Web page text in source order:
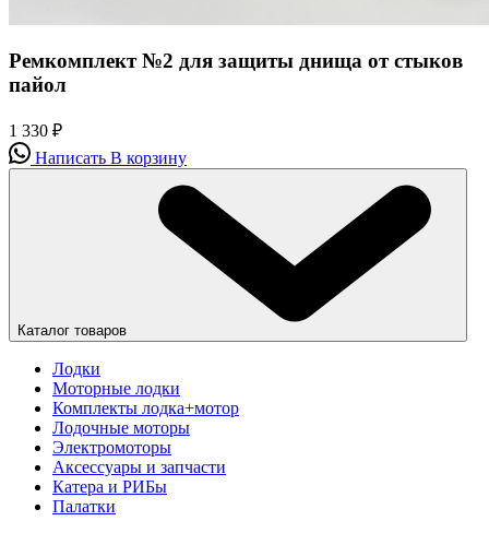
Ремкомплект №2 для защиты днища от стыков
пайол
1 330 ₽
Написать В корзину
Каталог товаров
Лодки
Моторные лодки
Комплекты лодка+мотор
Лодочные моторы
Электромоторы
Аксессуары и запчасти
Катера и РИБы
Палатки